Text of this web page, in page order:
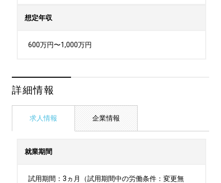
想定年収
600万円〜1,000万円
詳細情報
求人情報 企業情報
就業期間
試用期間：3ヵ月（試用期間中の労働条件：変更無